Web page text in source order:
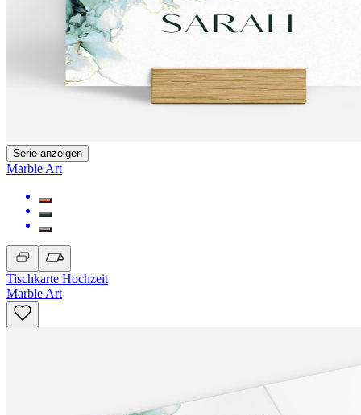
Serie anzeigen
Marble Art
Tischkarte Hochzeit
Marble Art